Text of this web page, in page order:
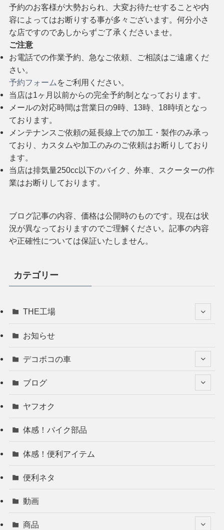
予約のお客様が大勢おられ、大変お待たせすることや内
容によってはお断りする事が多々ございます。何分小さ
な店ですのであしからずご了承くださいませ。
ご注意
お電話での作業予約、急なご依頼、ご相談はご遠慮くだ
さい。
予約フォーム をご利用ください。
当店は1ヶ月以前からの完全予約制となっております。
メールの対応時間は営業日の9時、13時、18時頃となっ
ております。
メンテナンスご依頼の延長線上での加工・製作のみ承っ
ており、カスタムや加工のみのご依頼はお断りしており
ます。
当店は排気量250cc以下のバイク、外車、スクーターの作
業はお断りしております。
ブログ記事の内容、価格は公開時のものです。現在は状
況が異なっておりますのでご理解ください。記事の内容
や正確性については保証いたしません。
カテゴリー
THE工場
お知らせ
デコボコの車
ブログ
ヤフオク
体感！バイク部品
体感！便利アイテム
便利ネタ
動画
商品